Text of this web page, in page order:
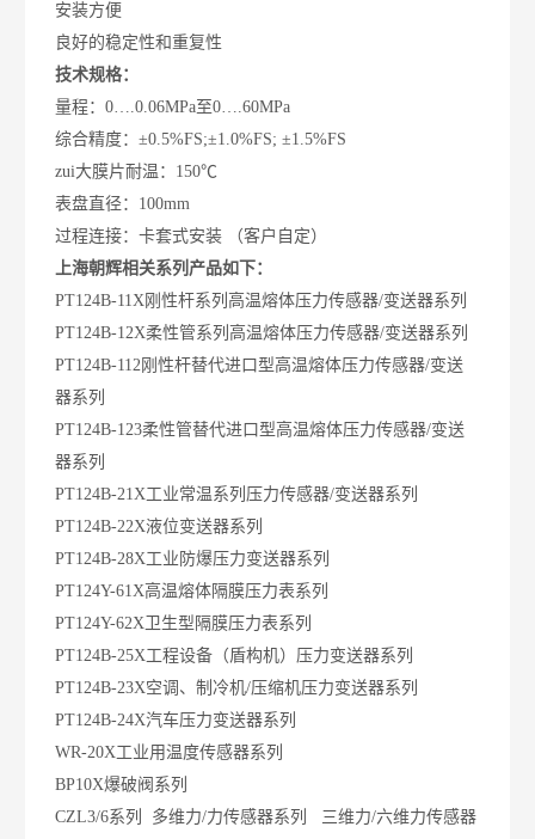
安装方便
良好的稳定性和重复性
技术规格：
量程：0….0.06MPa至0….60MPa
综合精度：±0.5%FS;±1.0%FS; ±1.5%FS
zui大膜片耐温：150℃
表盘直径：100mm
过程连接：卡套式安装 （客户自定）
上海朝辉相关系列产品如下：
PT124B-11X刚性杆系列高温熔体压力传感器/变送器系列
PT124B-12X柔性管系列高温熔体压力传感器/变送器系列
PT124B-112刚性杆替代进口型高温熔体压力传感器/变送
器系列
PT124B-123柔性管替代进口型高温熔体压力传感器/变送
器系列
PT124B-21X工业常温系列压力传感器/变送器系列
PT124B-22X液位变送器系列
PT124B-28X工业防爆压力变送器系列
PT124Y-61X高温熔体隔膜压力表系列
PT124Y-62X卫生型隔膜压力表系列
PT124B-25X工程设备（盾构机）压力变送器系列
PT124B-23X空调、制冷机/压缩机压力变送器系列
PT124B-24X汽车压力变送器系列
WR-20X工业用温度传感器系列
BP10X爆破阀系列
CZL3/6系列 多维力/力传感器系列 三维力/六维力传感器